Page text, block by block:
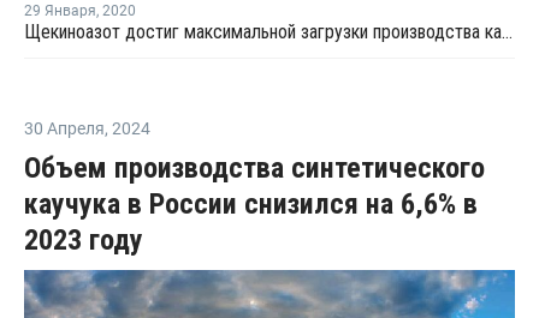
29 Января, 2020
Щекиноазот достиг максимальной загрузки производства капролактама
30 Апреля, 2024
Объем производства синтетического
каучука в России снизился на 6,6% в
2023 году